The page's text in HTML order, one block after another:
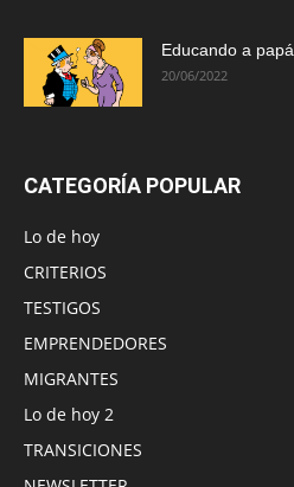
Educando a papá
20/06/2022
CATEGORÍA POPULAR
Lo de hoy
CRITERIOS
TESTIGOS
EMPRENDEDORES
MIGRANTES
Lo de hoy 2
TRANSICIONES